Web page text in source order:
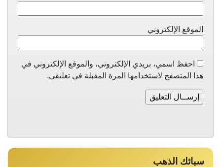
الموقع الإلكتروني
احفظ اسمي، بريدي الإلكتروني، والموقع الإلكتروني في
هذا المتصفح لاستخدامها المرة المقبلة في تعليقي.
سبائك الذهب